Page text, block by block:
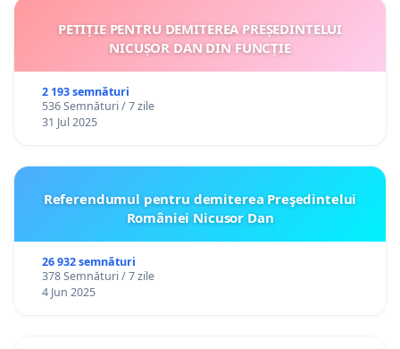
PETIȚIE PENTRU DEMITEREA PREȘEDINTELUI
NICUȘOR DAN DIN FUNCȚIE
2 193 semnături
536 Semnături / 7 zile
31 Jul 2025
Referendumul pentru demiterea Preşedintelui
României Nicusor Dan
26 932 semnături
378 Semnături / 7 zile
4 Jun 2025